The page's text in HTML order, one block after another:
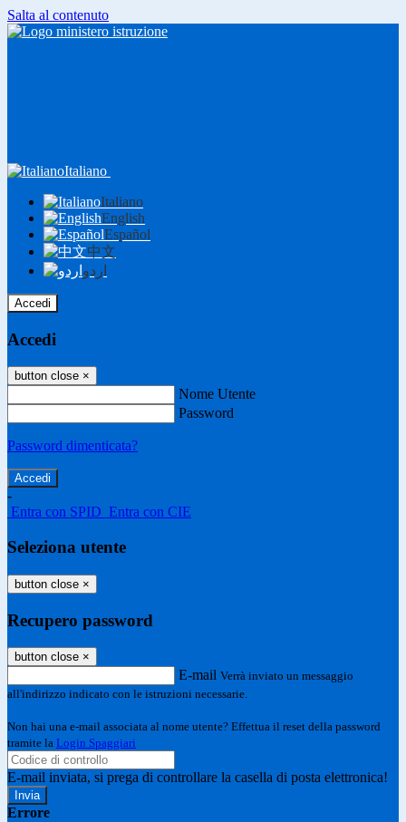
Salta al contenuto
Italiano
Italiano
English
Español
中文
اردو
Accedi
Accedi
button close ×
Nome Utente
Password
Password dimenticata?
-
Entra con SPID Entra con CIE
Seleziona utente
button close ×
Recupero password
button close ×
E-mail Verrà inviato un messaggio
all'indirizzo indicato con le istruzioni necessarie.
Non hai una e-mail associata al nome utente? Effettua il reset della password
tramite la Login Spaggiari
E-mail inviata, si prega di controllare la casella di posta elettronica!
Errore